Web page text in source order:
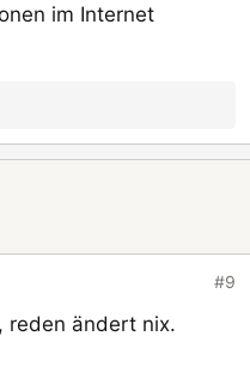
im Internet
#9
reden ändert nix.